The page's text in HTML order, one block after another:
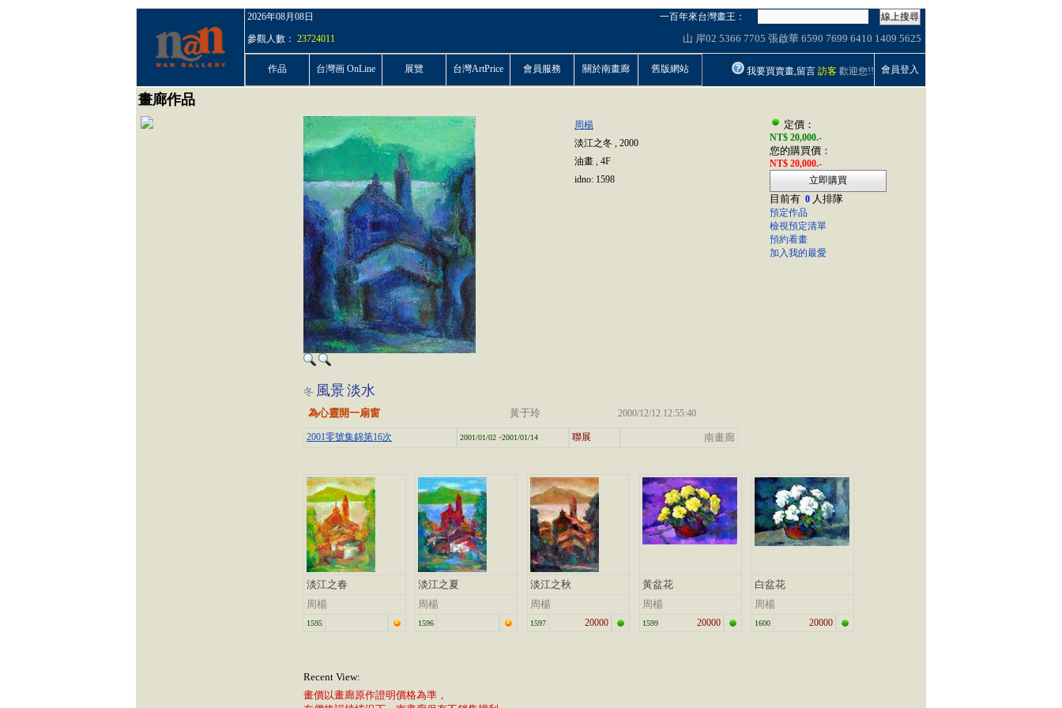
2026年08月08日 一百年來台灣畫王：
線上搜尋
參觀人數： 23724011 山 岸02 5366 7705 張啟華 6590 7699 6410 1409 5625
作品 台灣画 OnLine 展覽 台灣ArtPrice 會員服務 關於南畫廊 舊版網站 我要買賣畫,留言 訪客 歡迎您!! 會員登入
畫廊作品
周楊
淡江之冬 , 2000
油畫 , 4F
idno: 1598
定價：
NT$ 20,000.-
您的購買價：
NT$ 20,000.-
立即購買
目前有 0 人排隊
預定作品
檢視預定清單
預約看畫
加入我的最愛
冬 風景淡水
為心靈開一扇窗 黃于玲 2000/12/12 12:55:40
2001零號集錦第16次 2001/01/02 -2001/01/14 聯展 南畫廊
淡江之春
周楊
1595
淡江之夏
周楊
1596
淡江之秋
周楊
1597 20000
黃盆花
周楊
1599 20000
白盆花
周楊
1600 20000
Recent View:
畫價以畫廊原作證明價格為準，